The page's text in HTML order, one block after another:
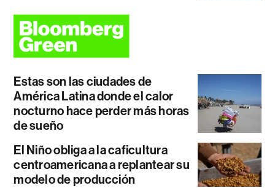
Estas son las ciudades de
América Latina donde el calor
nocturno hace perder más horas
de sueño
El Niño obliga a la caficultura
centroamericana a replantear su
modelo de producción